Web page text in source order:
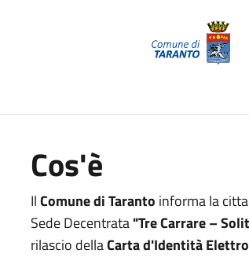
Cos'è
IlComune di Taranto informa la
Sede Decentrata"Tre Carrare –
rilascio dellaCarta d'Identità